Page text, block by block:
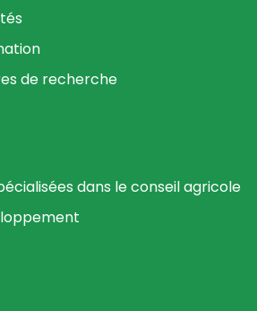
de recherche
dans le conseil agricole